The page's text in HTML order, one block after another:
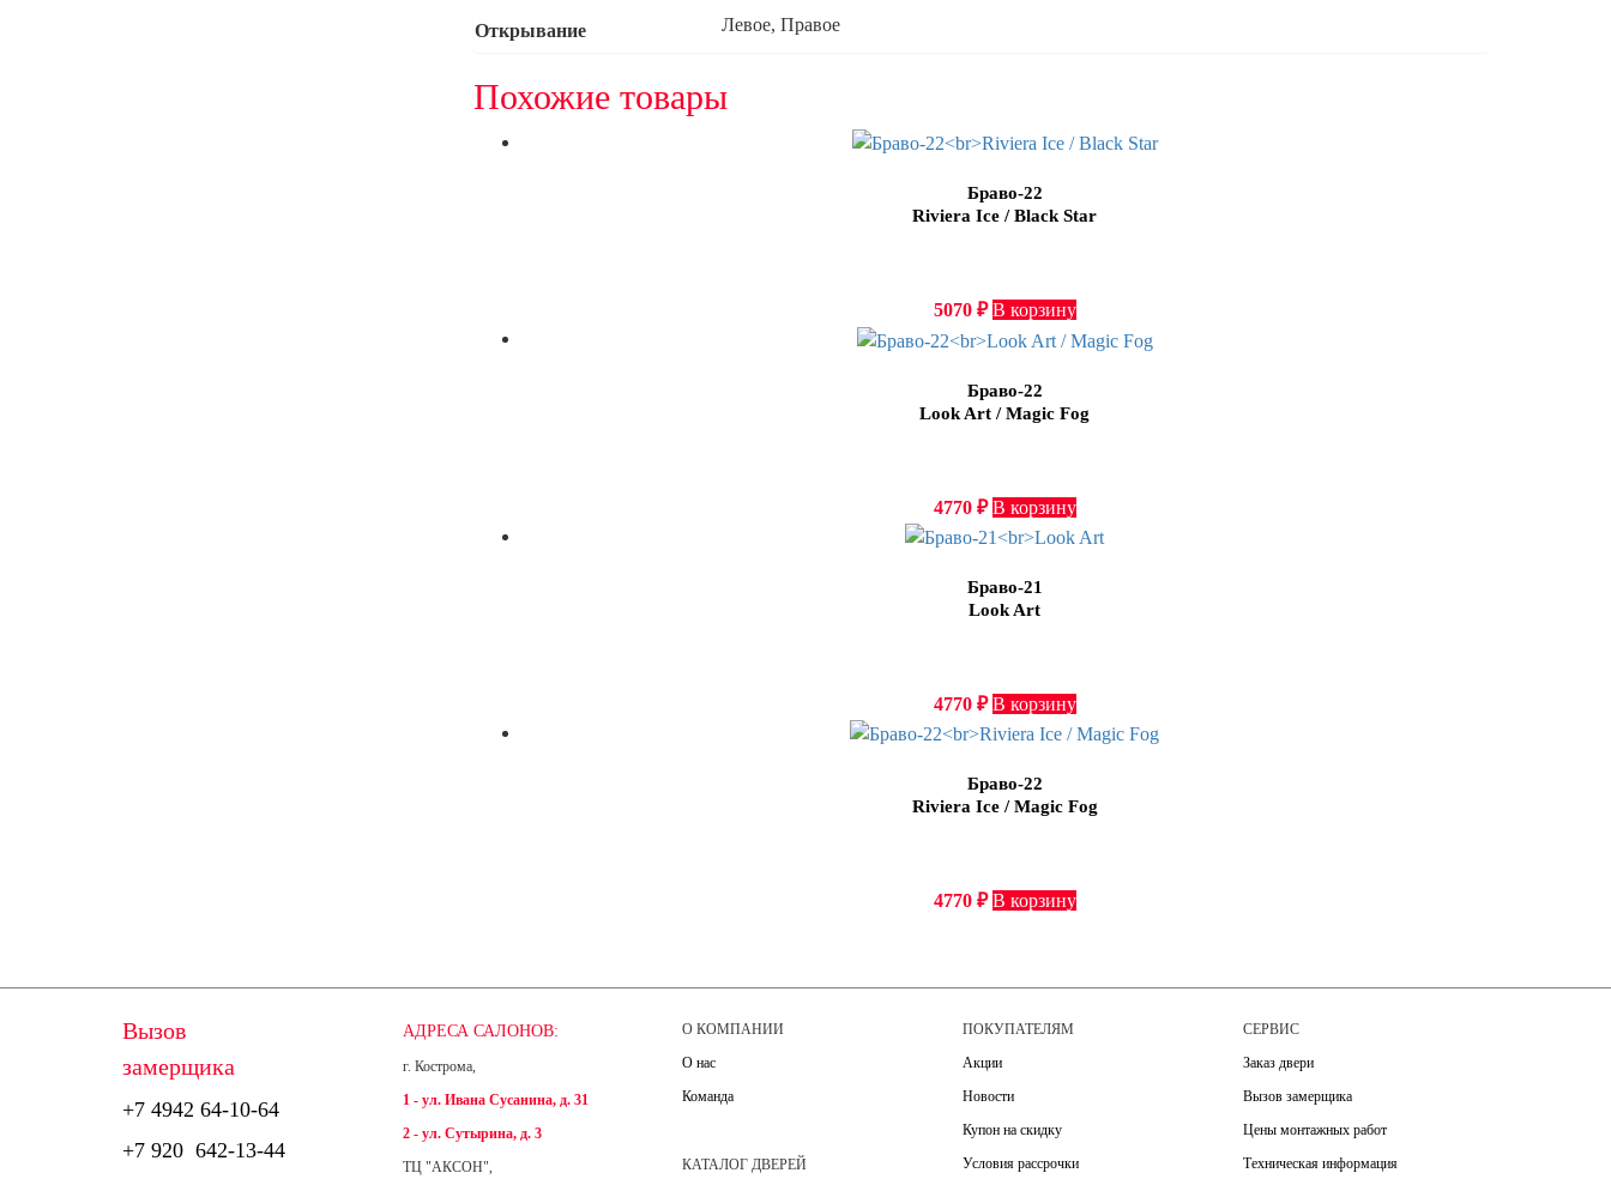
Открывание Левое, Правое
Похожие товары
Браво-22
Riviera Ice / Black Star
5070 ₽ В корзину
Браво-22
Look Art / Magic Fog
4770 ₽ В корзину
Браво-21
Look Art
4770 ₽ В корзину
Браво-22
Riviera Ice / Magic Fog
4770 ₽ В корзину
Вызов
замерщика
+7 4942 64-10-64
+7 920 642-13-44
АДРЕСА САЛОНОВ:
г. Кострома,
1 - ул. Ивана Сусанина, д. 31
2 - ул. Сутырина, д. 3
ТЦ "АКСОН",
О КОМПАНИИ
О нас
Команда
КАТАЛОГ ДВЕРЕЙ
ПОКУПАТЕЛЯМ
Акции
Новости
Купон на скидку
Условия рассрочки
СЕРВИС
Заказ двери
Вызов замерщика
Цены монтажных работ
Техническая информация